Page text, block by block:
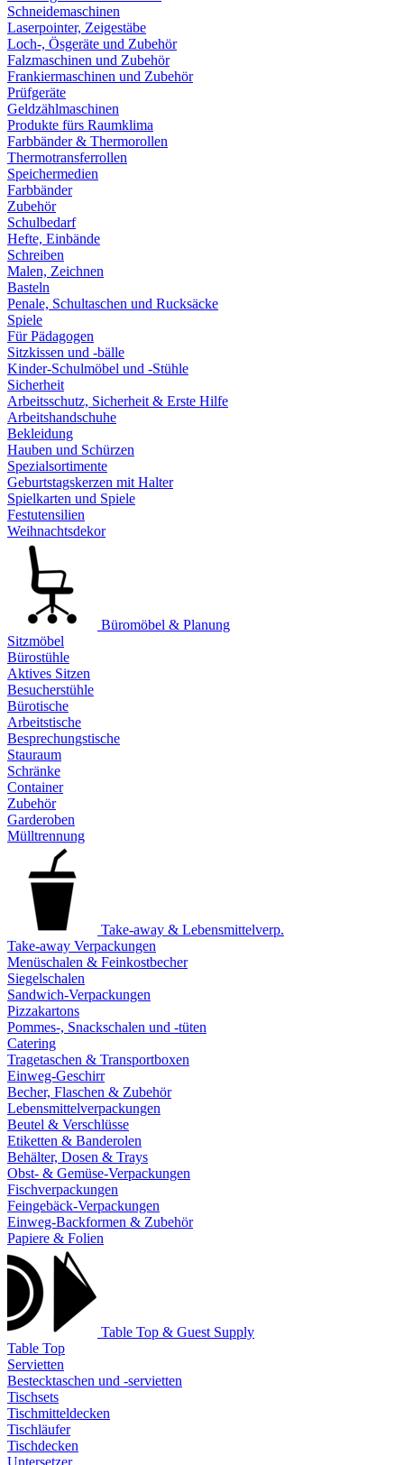
Schneidemaschinen
Laserpointer, Zeigestäbe
Loch-, Ösgeräte und Zubehör
Falzmaschinen und Zubehör
Frankiermaschinen und Zubehör
Prüfgeräte
Geldzählmaschinen
Produkte fürs Raumklima
Farbbänder & Thermorollen
Thermotransferrollen
Speichermedien
Farbbänder
Zubehör
Schulbedarf
Hefte, Einbände
Schreiben
Malen, Zeichnen
Basteln
Penale, Schultaschen und Rucksäcke
Spiele
Für Pädagogen
Sitzkissen und -bälle
Kinder-Schulmöbel und -Stühle
Sicherheit
Arbeitsschutz, Sicherheit & Erste Hilfe
Arbeitshandschuhe
Bekleidung
Hauben und Schürzen
Spezialsortimente
Geburtstagskerzen mit Halter
Spielkarten und Spiele
Festutensilien
Weihnachtsdekor
Büromöbel & Planung
Sitzmöbel
Bürostühle
Aktives Sitzen
Besucherstühle
Bürotische
Arbeitstische
Besprechungstische
Stauraum
Schränke
Container
Zubehör
Garderoben
Mülltrennung
Take-away & Lebensmittelverp.
Take-away Verpackungen
Menüschalen & Feinkostbecher
Siegelschalen
Sandwich-Verpackungen
Pizzakartons
Pommes-, Snackschalen und -tüten
Catering
Tragetaschen & Transportboxen
Einweg-Geschirr
Becher, Flaschen & Zubehör
Lebensmittelverpackungen
Beutel & Verschlüsse
Etiketten & Banderolen
Behälter, Dosen & Trays
Obst- & Gemüse-Verpackungen
Fischverpackungen
Feingebäck-Verpackungen
Einweg-Backformen & Zubehör
Papiere & Folien
Table Top & Guest Supply
Table Top
Servietten
Bestecktaschen und -servietten
Tischsets
Tischmitteldecken
Tischläufer
Tischdecken